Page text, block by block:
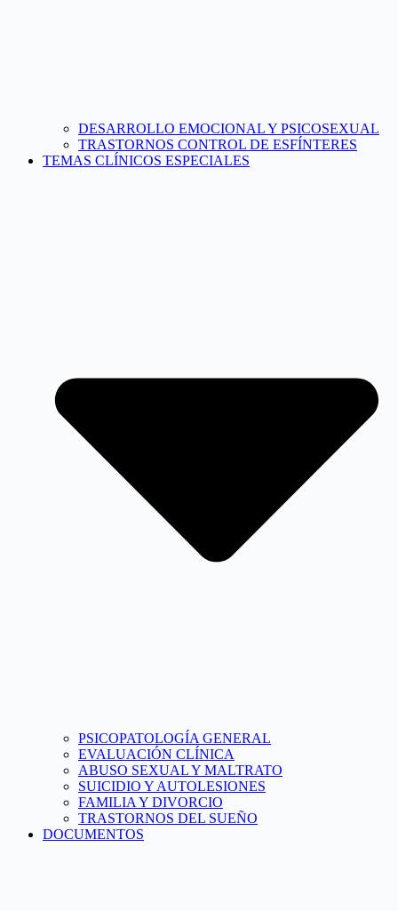
DESARROLLO EMOCIONAL Y PSICOSEXUAL
TRASTORNOS CONTROL DE ESFÍNTERES
TEMAS CLÍNICOS ESPECIALES
PSICOPATOLOGÍA GENERAL
EVALUACIÓN CLÍNICA
ABUSO SEXUAL Y MALTRATO
SUICIDIO Y AUTOLESIONES
FAMILIA Y DIVORCIO
TRASTORNOS DEL SUEÑO
DOCUMENTOS